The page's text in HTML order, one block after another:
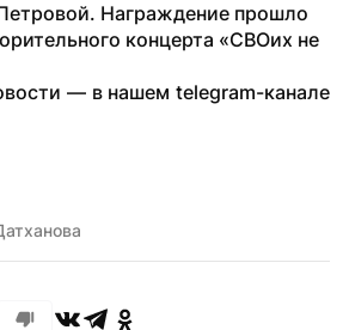
Награждение прошло
концерта «СВОих не